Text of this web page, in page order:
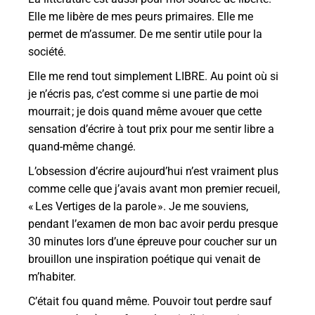
Elle me libère de mes peurs primaires. Elle me
permet de m’assumer. De me sentir utile pour la
société.
Elle me rend tout simplement LIBRE. Au point où si
je n’écris pas, c’est comme si une partie de moi
mourrait ; je dois quand même avouer que cette
sensation d’écrire à tout prix pour me sentir libre a
quand-même changé.
L’obsession d’écrire aujourd’hui n’est vraiment plus
comme celle que j’avais avant mon premier recueil,
« Les Vertiges de la parole ». Je me souviens,
pendant l’examen de mon bac avoir perdu presque
30 minutes lors d’une épreuve pour coucher sur un
brouillon une inspiration poétique qui venait de
m’habiter.
C’était fou quand même. Pouvoir tout perdre sauf